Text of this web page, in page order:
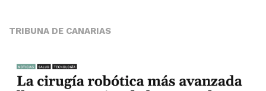
TRIBUNA DE CANARIAS